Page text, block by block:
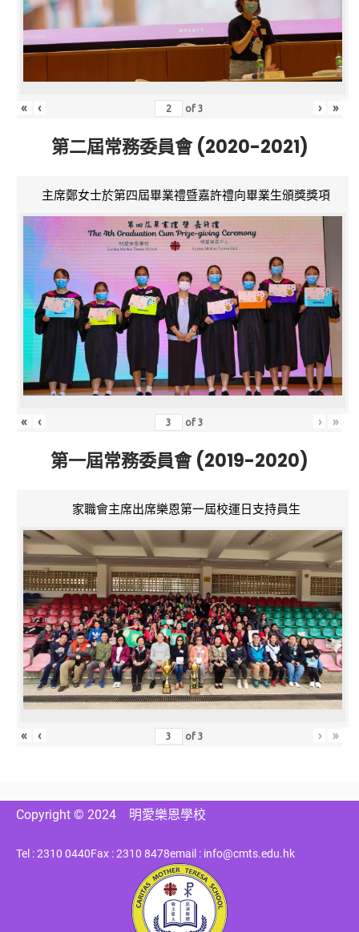
« ‹ of3 › »
第二屆常務委員會 (2020-2021)
主席鄭女士於第四屆畢業禮暨嘉許禮向畢業生頒獎獎項
« ‹ of3 › »
第一屆常務委員會 (2019-2020)
家職會主席出席樂恩第一屆校運日支持員生
« ‹ of3 › »
Copyright © 2024 明愛樂恩學校
Tel : 2310 0440Fax : 2310 8478email : info@cmts.edu.hk